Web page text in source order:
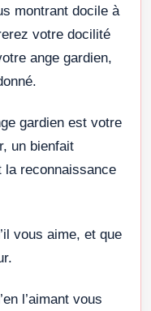
montrant docile à
votre docilité
ange gardien,
gardien est votre
un bienfait
la reconnaissance
vous aime, et que
l’aimant vous